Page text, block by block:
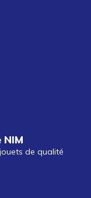
de qualité